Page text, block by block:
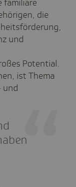
familiäre
die
und
Potential.
ist Thema
und